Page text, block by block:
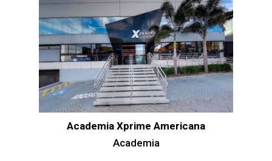
Academia Xprime Americana
Academia